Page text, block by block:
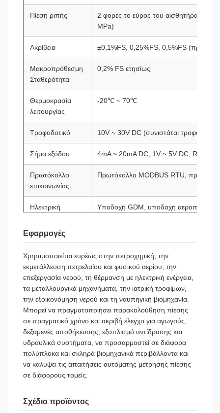
Πίεση ριπής
2 φορές το εύρος του αισθητήρα (1,5
MPa)
Ακρίβεια ±0,1%FS, 0,25%FS, 0,5%FS
Μακροπρόθεσμη
Σταθερότητα
0,2% FS ετησίως
Θερμοκρασία
λειτουργίας
-20℃ ~ 70℃
Τροφοδοτικό 10V ~ 30V DC (συνιστάται
Σήμα εξόδου 4mA ~ 20mA DC, 1V ~ 5V DC, RS485,
Πρωτόκολλο
επικοινωνίας
Πρωτόκολλο MODBUS RTU,
Ηλεκτρική
Υποδοχή GDM, υποδοχή αεροπορίας,
Επίπεδο
Αξιολόγηση με
αντιεκρηκτική
προστασία
Ex ia IIC T4 Ga, Ex d IIC T6 Gb, Ex
Περίοδος
Εγγύησης
12 μήνες
Εφαρμογές
Χρησιμοποιείται ευρέως στην πετροχημική, την
εκμετάλλευση πετρελαίου και φυσικού αερίου, την
επεξεργασία νερού, τη θέρμανση με ηλεκτρική ενέργεια,
τα μεταλλουργικά μηχανήματα, την ιατρική τροφίμων,
την εξοικονόμηση νερού και τη ναυπηγική βιομηχανία.
Μπορεί να πραγματοποιήσει παρακολούθηση πίεσης
σε πραγματικό χρόνο και ακριβή έλεγχο για αγωγούς,
δεξαμενές αποθήκευσης, εξοπλισμό αντίδρασης και
υδραυλικά συστήματα, να προσαρμοστεί σε διάφορα
πολύπλοκα και σκληρά βιομηχανικά περιβάλλοντα και
να καλύψει τις απαιτήσεις αυτόματης μέτρησης πίεσης
σε διάφορους τομείς.
Σχέδιο προϊόντος